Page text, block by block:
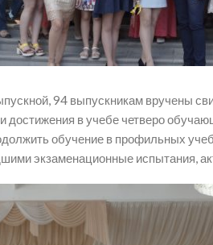
94 выпускникам вручены
достижения в учебе четверо
обучение в профильных
экзаменационные испытания,